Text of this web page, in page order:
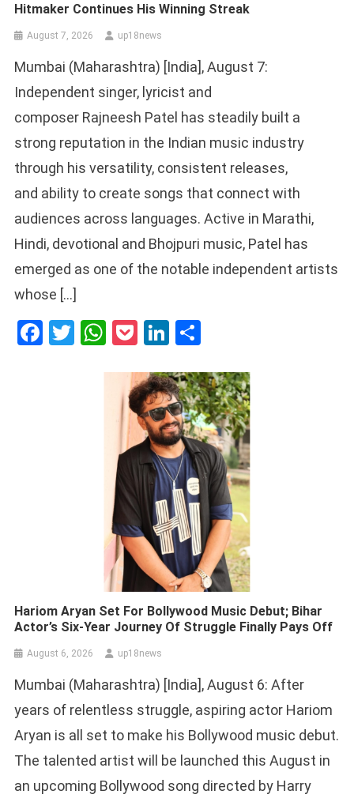
Hitmaker Continues His Winning Streak
August 7, 2026 up18news
Mumbai (Maharashtra) [India], August 7:
Independent singer, lyricist and
composer Rajneesh Patel has steadily built a
strong reputation in the Indian music industry
through his versatility, consistent releases,
and ability to create songs that connect with
audiences across languages. Active in Marathi,
Hindi, devotional and Bhojpuri music, Patel has
emerged as one of the notable independent artists
whose […]
Facebook
Twitter
WhatsApp
PocketLinkedIn
Hariom Aryan Set For Bollywood Music Debut; Bihar
Actor’s Six-Year Journey Of Struggle Finally Pays Off
August 6, 2026 up18news
Mumbai (Maharashtra) [India], August 6: After
years of relentless struggle, aspiring actor Hariom
Aryan is all set to make his Bollywood music debut.
The talented artist will be launched this August in
an upcoming Bollywood song directed by Harry